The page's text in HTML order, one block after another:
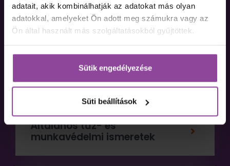
adatait, akik kombinálhatják az adatokat más olyan
adatokkal, amelyeket Ön adott meg számukra vagy az
Ön által használt más szolgáltatásokból gyűjtöttek.
Sütik engedélyezése
Süti beállítások
Jogi és szakmai ismeretek
Pszichológiai és
kommunikációs ismeretek
Általános tűz- és
munkavédelmi ismeretek